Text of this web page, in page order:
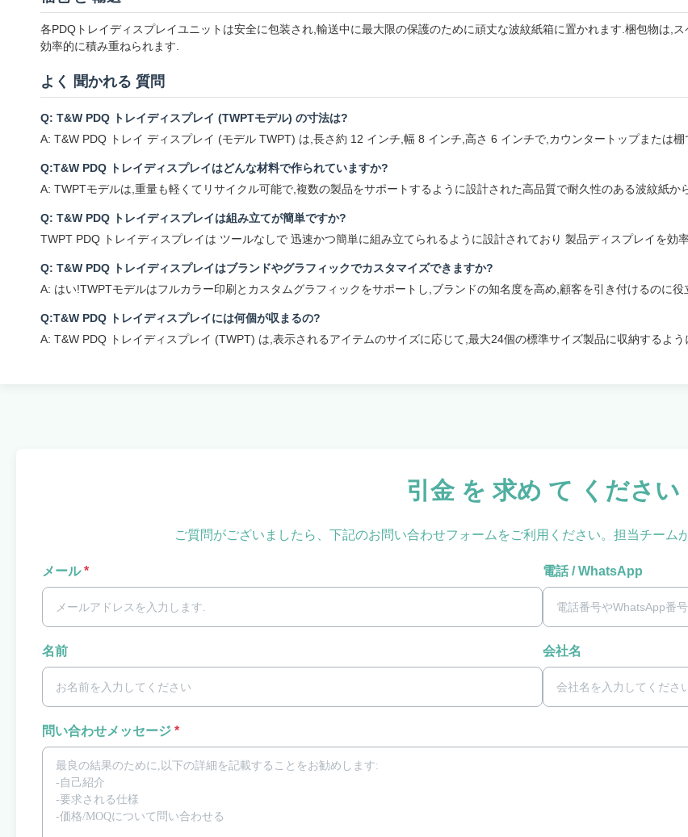
各PDQトレイディスプレイユニットは安全に包装され,輸送中に最大限の保護のために頑丈な波紋紙箱に置かれます.梱包物は,
効率的に積み重ねられます.
よく 聞かれる 質問
Q: T&W PDQ トレイディスプレイ (TWPTモデル) の寸法は?
A: T&W PDQ トレイ ディスプレイ (モデル TWPT) は,長さ約 12 インチ,幅 8 インチ,高さ 6 インチで,カウンタートップまたは棚
Q:T&W PDQ トレイディスプレイはどんな材料で作られていますか?
A: TWPTモデルは,重量も軽くてリサイクル可能で,複数の製品をサポートするように設計された高品質で耐久性のある波紋紙か
Q: T&W PDQ トレイディスプレイは組み立てが簡単ですか?
TWPT PDQ トレイディスプレイは ツールなしで 迅速かつ簡単に組み立てられるように設計されており 製品ディスプレイを効
Q: T&W PDQ トレイディスプレイはブランドやグラフィックでカスタマイズできますか?
A: はい!TWPTモデルはフルカラー印刷とカスタムグラフィックをサポートし,ブランドの知名度を高め,顧客を引き付けるのに役
Q:T&W PDQ トレイディスプレイには何個が収まるの?
A: T&W PDQ トレイディスプレイ (TWPT) は,表示されるアイテムのサイズに応じて,最大24個の標準サイズ製品に収納するよう
引金 を 求め て ください
ご質問がございましたら、下記のお問い合わせフォームをご利用ください。担当チーム
メール * 電話 / WhatsApp
名前 会社名
問い合わせメッセージ *